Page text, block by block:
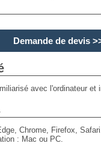
Demande de devis
avec l'ordinateur et
Chrome, Firefox, Safari.
: Mac ou PC.